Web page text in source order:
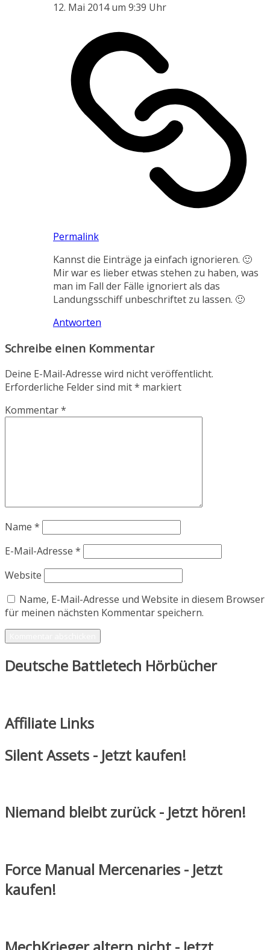
12. Mai 2014 um 9:39 Uhr
Permalink
Kannst die Einträge ja einfach ignorieren. 🙂
Mir war es lieber etwas stehen zu haben, was
man im Fall der Fälle ignoriert als das
Landungsschiff unbeschriftet zu lassen. 🙂
Antworten
Schreibe einen Kommentar
Deine E-Mail-Adresse wird nicht veröffentlicht.
Erforderliche Felder sind mit* markiert
Kommentar*
Name *
E-Mail-Adresse *
Website
Name, E-Mail-Adresse und Website in diesem Browser
für meinen nächsten Kommentar speichern.
Deutsche Battletech Hörbücher
Affiliate Links
Silent Assets - Jetzt kaufen!
Niemand bleibt zurück - Jetzt hören!
Force Manual Mercenaries - Jetzt
kaufen!